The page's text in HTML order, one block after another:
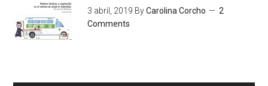
3 abril, 2019 ByCarolina Corcho
2
Comments